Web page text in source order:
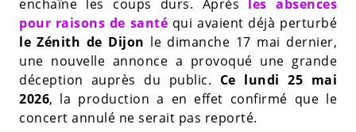
enchaîne les coups durs. Après les absences
pour raisons de santé qui avaient déjà perturbé
le Zénith de Dijon le dimanche 17 mai dernier,
une nouvelle annonce a provoqué une grande
déception auprès du public. Ce lundi 25 mai
2026, la production a en effet confirmé que le
concert annulé ne serait pas reporté.